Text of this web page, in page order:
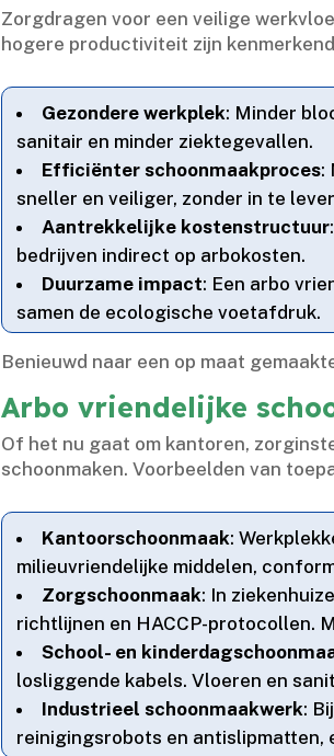
Zorgdragen voor een veilige
hogere productiviteit zijn
Gezondere werkplek: Minder
sanitair en minder ziektegevallen.​
Efficiënter schoonmaakproces:
sneller en veiliger, zonder in te
Aantrekkelijke kostenstructuur
bedrijven indirect op arbokosten.​
Duurzame impact: Een arbo
samen de ecologische voetafdruk.​
Benieuwd naar een op maat
Arbo vriendelijke
Of het nu gaat om kantoren,
schoonmaken.​ Voorbeelden van
Kantoorschoonmaak:
milieuvriendelijke middelen,
Zorgschoonmaak: In
richtlijnen en HACCP-protocollen.​
School- en
losliggende kabels.​ Vloeren en
Industrieel schoonmaakwerk:
reinigingsrobots en antislipmatten,